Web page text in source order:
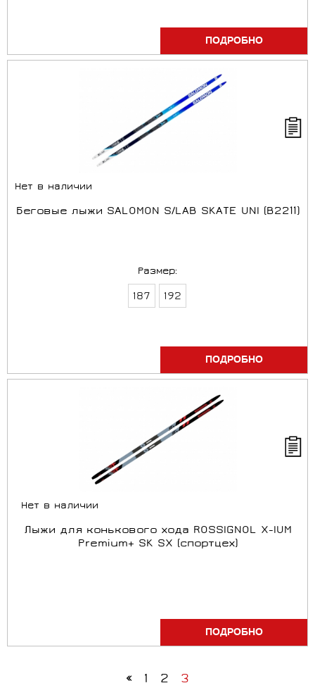
ПОДРОБНО
Нет в наличии
Беговые лыжи SALOMON S/LAB SKATE UNI (B2211)
Размер:
187 192
ПОДРОБНО
Нет в наличии
Лыжи для конькового хода ROSSIGNOL X-IUM
Premium+ SK SX (спортцех)
ПОДРОБНО
« 1 2 3